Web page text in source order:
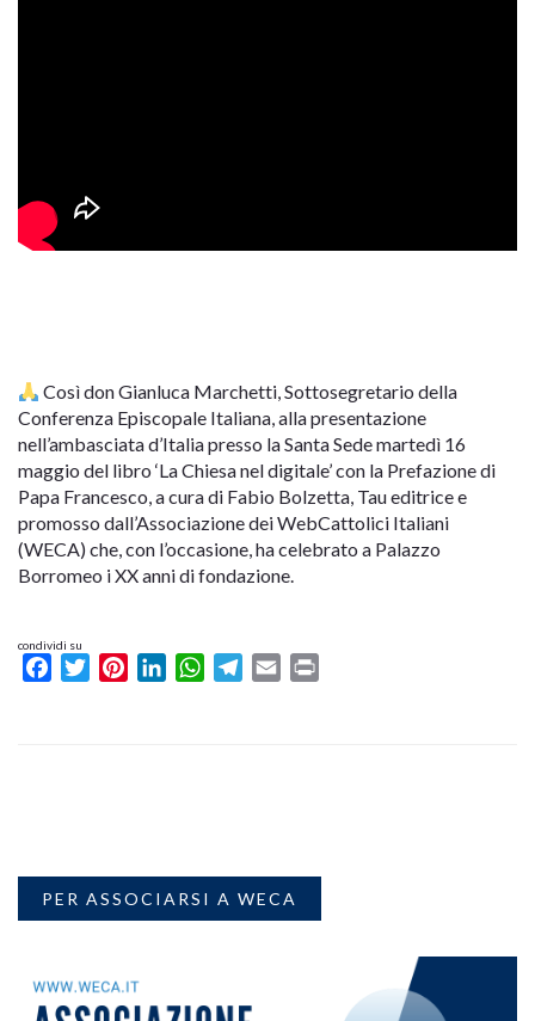
Così don Gianluca Marchetti, Sottosegretario della
Conferenza Episcopale Italiana, alla presentazione
nell’ambasciata d’Italia presso la Santa Sede martedì 16
maggio del libro ‘La Chiesa nel digitale’ con la Prefazione di
Papa Francesco, a cura di Fabio Bolzetta, Tau editrice e
promosso dall’Associazione dei WebCattolici Italiani
(WECA) che, con l’occasione, ha celebrato a Palazzo
Borromeo i XX anni di fondazione.
condividi su
FacebookTwitterPinterestLinkedInWhatsAppTelegram
Email
PER ASSOCIARSI A WECA